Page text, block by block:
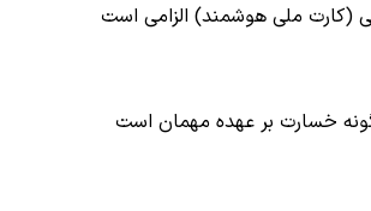
(کارت ملی هوشمند) الزامی است
خسارت بر عهده مهمان است